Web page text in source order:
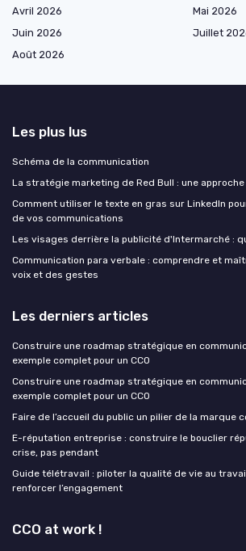
Avril 2026
Mai 2026
Juin 2026
Juillet
Août 2026
Les plus lus
Schéma de la communication
La stratégie marketing de Red Bull : une
Comment utiliser le texte en gras sur LinkedIn
de vos communications
Les visages derrière la publicité d'Intermarché :
Communication para verbale : comprendre et
voix et des gestes
Les derniers articles
Construire une roadmap stratégique en
exemple complet pour un CCO
Construire une roadmap stratégique en
exemple complet pour un CCO
Faire de l’accueil du public un pilier de la marque
E-réputation entreprise : construire le bouclier
crise, pas pendant
Guide télétravail : piloter la qualité de vie au
renforcer l’engagement
CCO at work !